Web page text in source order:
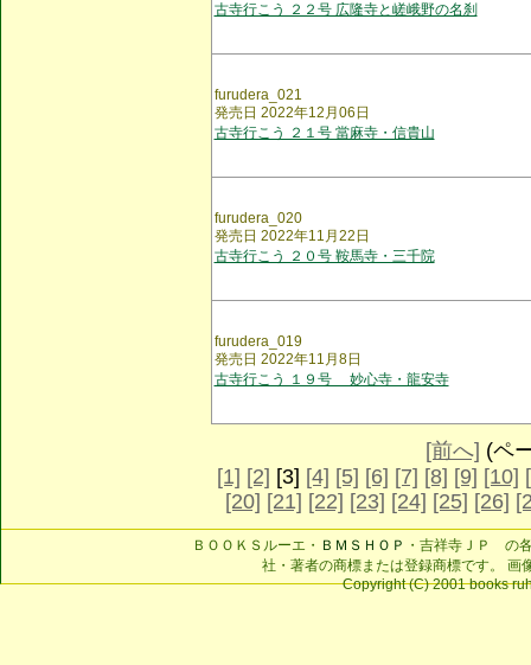
古寺行こう ２２号 広隆寺と嵯峨野の名刹
furudera_021
発売日 2022年12月06日
古寺行こう ２１号 當麻寺・信貴山
furudera_020
発売日 2022年11月22日
古寺行こう ２０号 鞍馬寺・三千院
furudera_019
発売日 2022年11月8日
古寺行こう １９号 妙心寺・龍安寺
[前へ] (ペ
[1] [2] [3] [4] [5] [6] [7] [8] [9] [10]
[20] [21] [22] [23] [24] [25] [26]
ＢＯＯＫＳルーエ・ ＢＭＳＨＯＰ ・吉祥寺ＪＰ の
社・著者の商標または登録商標です。 画
Copyright (C) 2001 books